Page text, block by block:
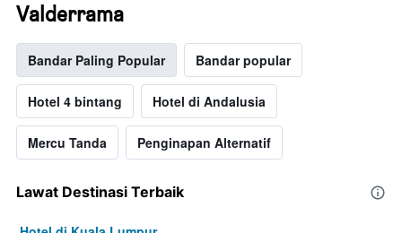
Valderrama
Bandar Paling Popular Bandar popular
Hotel 4 bintang Hotel di Andalusia
Mercu Tanda Penginapan Alternatif
Lawat Destinasi Terbaik